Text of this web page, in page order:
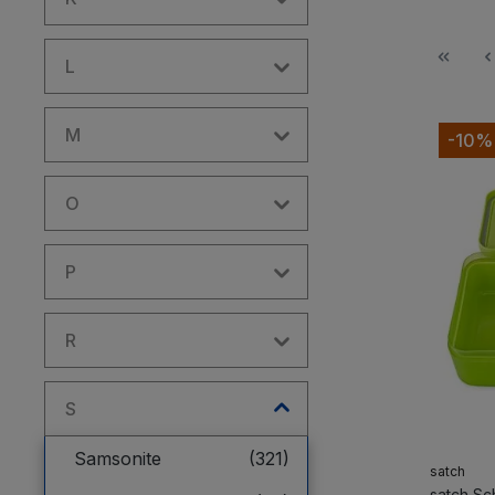
L
M
O
P
R
S
(321)
Samsonite
-10%
satch